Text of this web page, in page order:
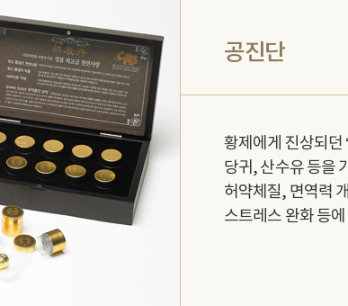
공진단
황제에게 진상되던
당귀, 산수유 등을
허약체질, 면역력
스트레스 완화 등